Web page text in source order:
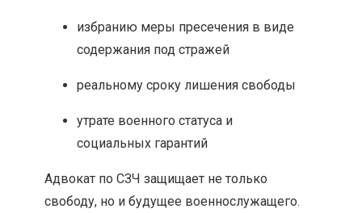
избранию меры пресечения в виде
содержания под стражей
реальному сроку лишения свободы
утрате военного статуса и
социальных гарантий
Адвокат по СЗЧ защищает не только
свободу, но и будущее военнослужащего.